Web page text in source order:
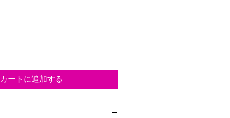
カートに追加する